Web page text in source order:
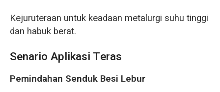
Kejuruteraan untuk keadaan metalurgi suhu tinggi
dan habuk berat.
Senario Aplikasi Teras
Pemindahan Senduk Besi Lebur